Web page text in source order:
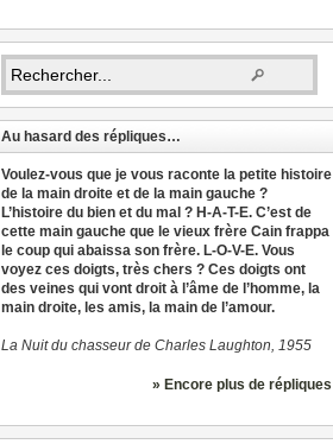
Au hasard des répliques…
Voulez-vous que je vous raconte la petite histoire
de la main droite et de la main gauche ?
L’histoire du bien et du mal ? H-A-T-E. C’est de
cette main gauche que le vieux frère Cain frappa
le coup qui abaissa son frère. L-O-V-E. Vous
voyez ces doigts, très chers ? Ces doigts ont
des veines qui vont droit à l’âme de l’homme, la
main droite, les amis, la main de l’amour.
La Nuit du chasseur de Charles Laughton, 1955
» Encore plus de répliques